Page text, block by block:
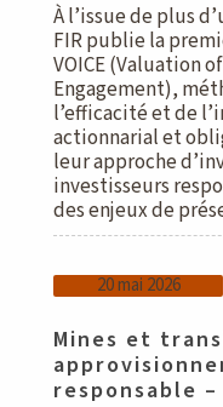
À l’issue de plus
FIR publie la
VOICE (Valuation
Engagement),
l’efficacité et de
actionnarial et
leur approche
investisseurs
des enjeux de
20 mai 2026
Mines et
responsable